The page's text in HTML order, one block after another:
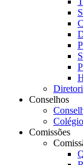
Conselhos
Comissões